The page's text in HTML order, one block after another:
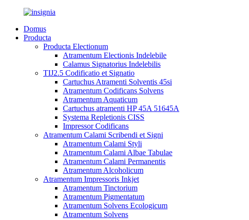
Domus
Producta
Producta Electionum
Atramentum Electionis Indelebile
Calamus Signatorius Indelebilis
TIJ2.5 Codificatio et Signatio
Cartuchus Atramenti Solventis 45si
Atramentum Codificans Solvens
Atramentum Aquaticum
Cartuchus atramenti HP 45A 51645A
Systema Repletionis CISS
Impressor Codificans
Atramentum Calami Scribendi et Signi
Atramentum Calami Styli
Atramentum Calami Albae Tabulae
Atramentum Calami Permanentis
Atramentum Alcoholicum
Atramentum Impressoris Inkjet
Atramentum Tinctorium
Atramentum Pigmentatum
Atramentum Solvens Ecologicum
Atramentum Solvens